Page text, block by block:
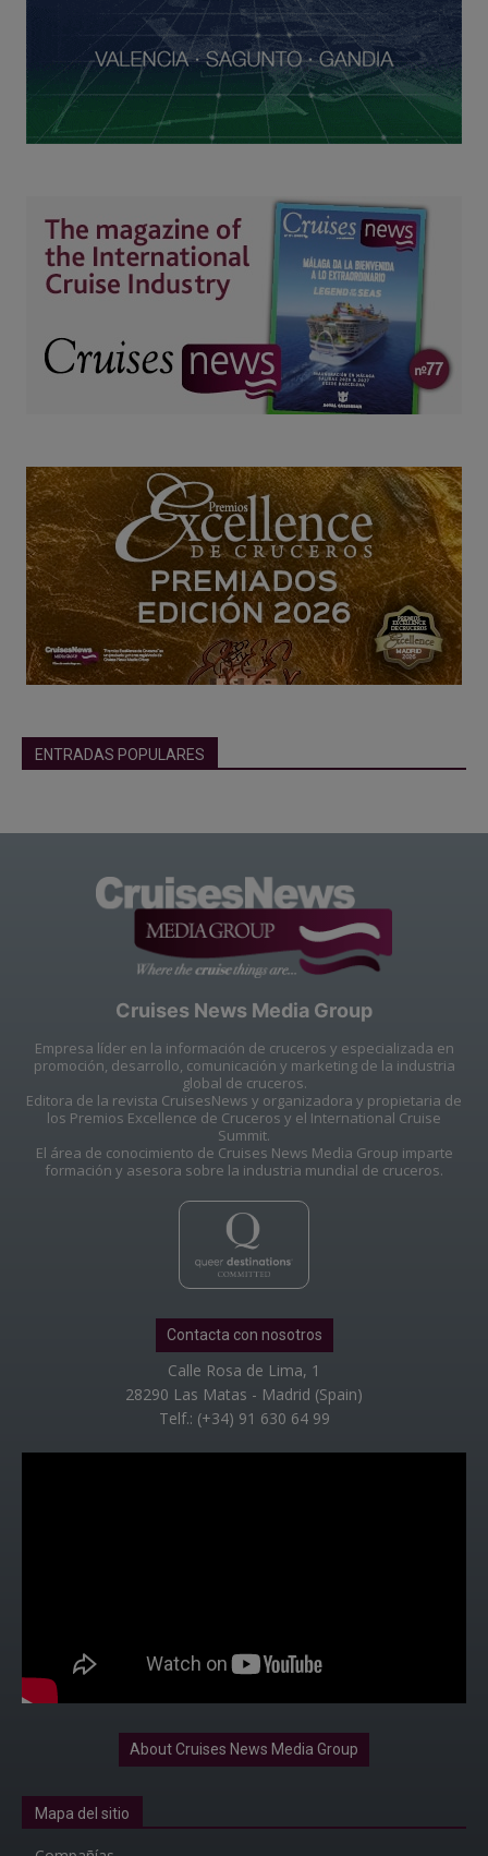
ENTRADAS POPULARES
Cruises News Media Group
Empresa líder en la información de cruceros y especializada en
promoción, desarrollo, comunicación y marketing de la industria
global de cruceros.
Editora de la revista CruisesNews y organizadora y propietaria de
los Premios Excellence de Cruceros y el International Cruise
Summit.
El área de conocimiento de Cruises News Media Group imparte
formación y asesora sobre la industria mundial de cruceros.
Contacta con nosotros
Calle Rosa de Lima, 1
28290 Las Matas - Madrid (Spain)
Telf.: (+34) 91 630 64 99
About Cruises News Media Group
Mapa del sitio